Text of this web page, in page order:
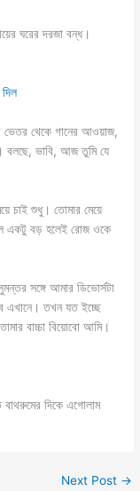
ঘরের দরজা বন্ধ।
ভেতর থেকে গানের আওয়াজ,
বলছে, ভাবি, আজ তুমি যে
চাই শুধু। তোমার মেয়ে
একটু বড় হলেই রোজ ওকে
সঙ্গে আমার ডিভোর্সটা
এখানে। তখন যত ইচ্ছে
বাচ্চা বিয়োবো আমি।
দিকে এগোলাম
Next Post →